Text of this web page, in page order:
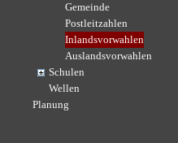
Gemeinde
Postleitzahlen
Inlandsvorwahlen
Auslandsvorwahlen
Schulen
Wellen
Planung